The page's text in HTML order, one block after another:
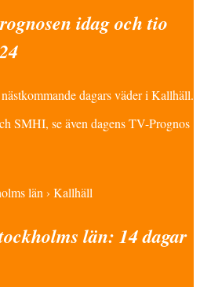
idag och tio
dagars väder i Kallhäll.
SMHI, se även dagens TV-Prognos
län › Kallhäll
län: 14 dagar